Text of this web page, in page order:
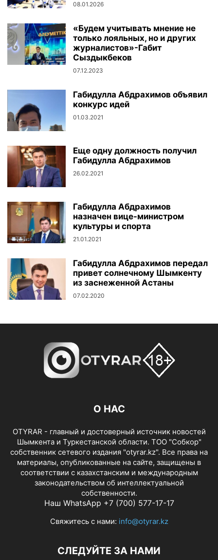
08.01.2026
«Будем учитывать мнение не
только лояльных, но и других
журналистов»-Габит
Сыздыкбеков
07.12.2023
Габидулла Абдрахимов объявил
конкурс идей
01.03.2021
Еще одну должность получил
Габидулла Абдрахимов
26.02.2021
Габидулла Абдрахимов
назначен вице-министром
культуры и спорта
21.01.2021
Габидулла Абдрахимов передал
привет солнечному Шымкенту
из заснеженной Астаны
07.02.2020
О НАС
OTYRAR - главный и достоверный источник новостей
Шымкента и Туркестанской области. ТОО "Собкор"
собственник сетевого издания "otyrar.kz". Все права на
материалы, опубликованные на сайте, защищены в
соответствии с казахстанским и международным
законодательством об интеллектуальной
собственности.
Наш WhatsApp +7 (700) 577-17-17
Свяжитесь с нами: info@otyrar.kz
СЛЕДУЙТЕ ЗА НАМИ